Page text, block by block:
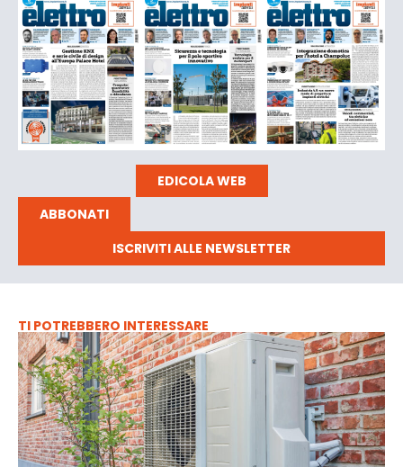
EDICOLA WEB
ABBONATI
ISCRIVITI ALLE NEWSLETTER
TI POTREBBERO INTERESSARE